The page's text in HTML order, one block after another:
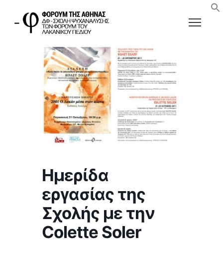
Ημερίδα
εργασίας της
Σχολής με την
Colette Soler